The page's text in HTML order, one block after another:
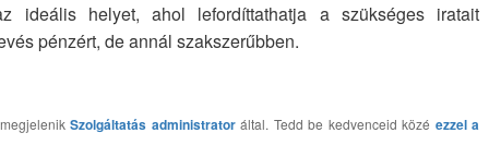
ideális helyet, ahol lefordíttathatja a szükséges iratait
pénzért, de annál szakszerűbben.
Szolgáltatás administratoráltal. Tedd be kedvenceid közé ezzel a